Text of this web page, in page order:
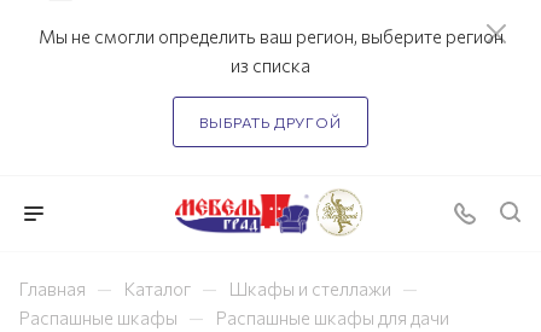
Мы не смогли определить ваш регион, выберите регион
из списка
ВЫБРАТЬ ДРУГОЙ
Главная — Каталог — Шкафы и стеллажи —
Распашные шкафы — Распашные шкафы для дачи